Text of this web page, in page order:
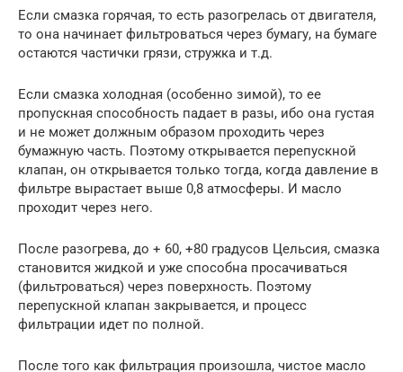
Если смазка горячая, то есть разогрелась от двигателя,
то она начинает фильтроваться через бумагу, на бумаге
остаются частички грязи, стружка и т.д.
Если смазка холодная (особенно зимой), то ее
пропускная способность падает в разы, ибо она густая
и не может должным образом проходить через
бумажную часть. Поэтому открывается перепускной
клапан, он открывается только тогда, когда давление в
фильтре вырастает выше 0,8 атмосферы. И масло
проходит через него.
После разогрева, до + 60, +80 градусов Цельсия, смазка
становится жидкой и уже способна просачиваться
(фильтроваться) через поверхность. Поэтому
перепускной клапан закрывается, и процесс
фильтрации идет по полной.
После того как фильтрация произошла, чистое масло